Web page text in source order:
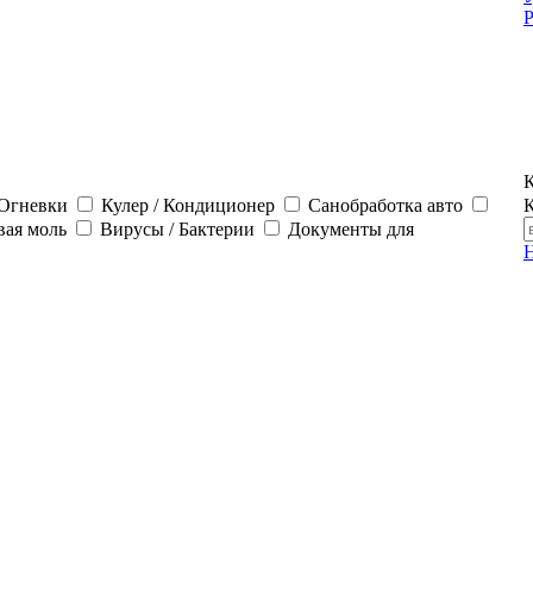
Кулер / Кондиционер
Санобработка авто
моль Вирусы / Бактерии
Документы для